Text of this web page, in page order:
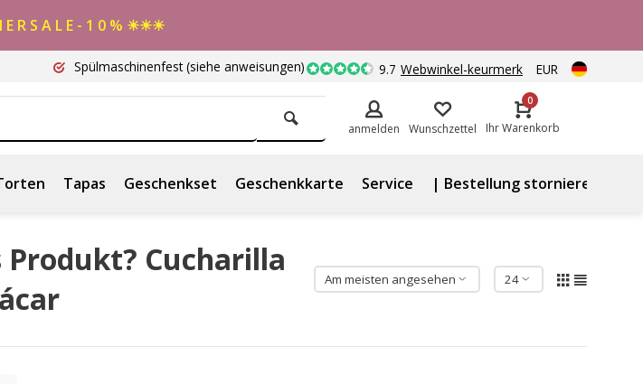
R S A L E - 1 0 % ☀☀☀
Spülmaschinenfest(siehe anweisungen) 9.7 Webwinkel-keurmerk EUR
anmelden Wunschzettel
0
Ihr Warenkorb
Tapas Geschenkset Geschenkkarte Service | Bestellung stornieren
Produkt? Cucharilla